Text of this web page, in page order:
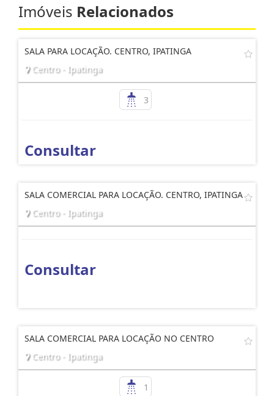
Imóveis Relacionados
SALA PARA LOCAÇÃO. CENTRO, IPATINGA
Centro - Ipatinga
3
Consultar
SALA COMERCIAL PARA LOCAÇÃO. CENTRO, IPATINGA
Centro - Ipatinga
Consultar
SALA COMERCIAL PARA LOCAÇÃO NO CENTRO
Centro - Ipatinga
1